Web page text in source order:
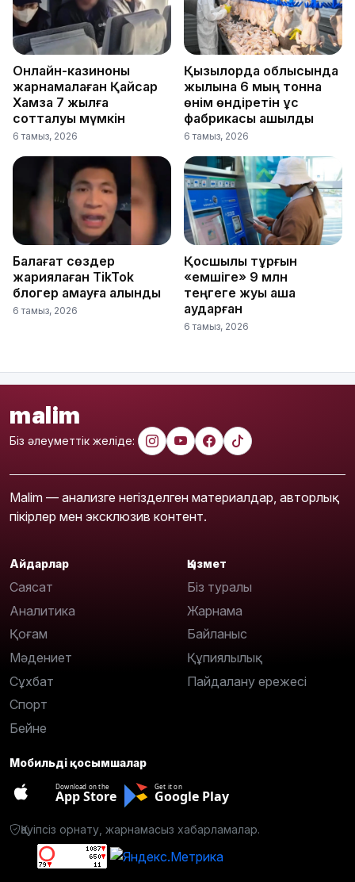
Онлайн-казиноны
жарнамалаған Қайсар
Хамза 7 жылға
сотталуы мүмкін
6 тамыз, 2026
Қызылорда облысында
жылына 6 мың тонна
өнім өндіретін құс
фабрикасы ашылды
6 тамыз, 2026
Балағат сөздер
жариялаған TikTok
блогер қамауға алынды
6 тамыз, 2026
Қосшылық тұрғын
«емшіге» 9 млн
теңгеге жуық ақша
аударған
6 тамыз, 2026
malim
Біз әлеуметтік желіде:
Malim — анализге негізделген материалдар, авторлық
пікірлер мен эксклюзив контент.
Айдарлар
Саясат
Аналитика
Қоғам
Мәдениет
Сұхбат
Спорт
Бейне
Қызмет
Біз туралы
Жарнама
Байланыс
Құпиялылық
Пайдалану ережесі
Мобильді қосымшалар
Download on the
App Store
Get it on
Google Play
Қауіпсіз орнату, жарнамасыз хабарламалар.